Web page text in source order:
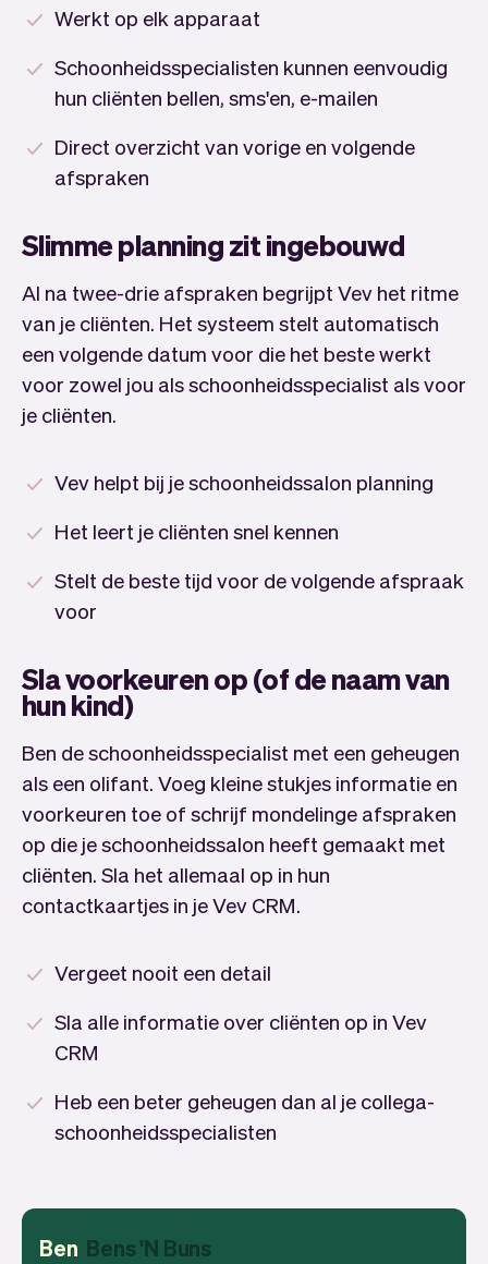
Werkt op elk apparaat
Schoonheidsspecialisten kunnen eenvoudig
hun cliënten bellen, sms'en, e-mailen
Direct overzicht van vorige en volgende
afspraken
Slimme planning zit ingebouwd
Al na twee-drie afspraken begrijpt Vev het ritme
van je cliënten. Het systeem stelt automatisch
een volgende datum voor die het beste werkt
voor zowel jou als schoonheidsspecialist als voor
je cliënten.
Vev helpt bij je schoonheidssalon planning
Het leert je cliënten snel kennen
Stelt de beste tijd voor de volgende afspraak
voor
Sla voorkeuren op (of de naam van
hun kind)
Ben de schoonheidsspecialist met een geheugen
als een olifant. Voeg kleine stukjes informatie en
voorkeuren toe of schrijf mondelinge afspraken
op die je schoonheidssalon heeft gemaakt met
cliënten. Sla het allemaal op in hun
contactkaartjes in je Vev CRM.
Vergeet nooit een detail
Sla alle informatie over cliënten op in Vev
CRM
Heb een beter geheugen dan al je collega-
schoonheidsspecialisten
Ben Bens 'N Buns